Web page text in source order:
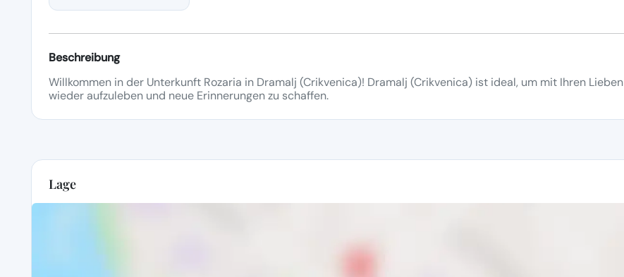
Beschreibung
Willkommen in der Unterkunft Rozaria in Dramalj (Crikvenica)! Dramalj (Crikvenica) ist ideal, um mit Ihren Lieben
wieder aufzuleben und neue Erinnerungen zu schaffen.
Lage